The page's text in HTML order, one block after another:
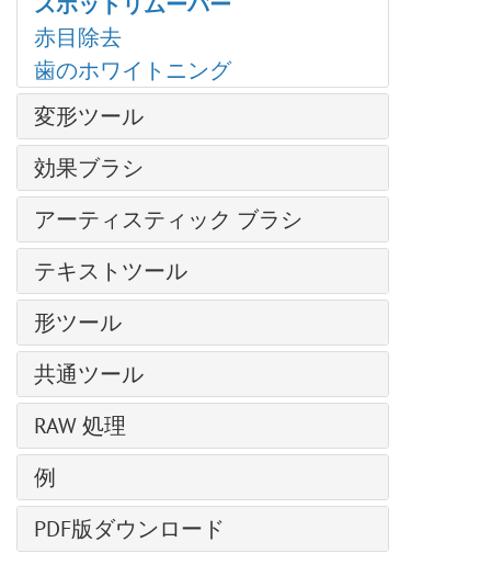
爆発効果
古い写真の復元
ハイパス
カメレオンブラシ
プラグインの導入方法
テクスチャブラシ
ブラシエディター: シェイプを選択
ブラシエディター: 楕円形
シャドウに関する効果
シャープ効果、二階調効果
様式化に関する効果
ディスト―ション
ぼかし効果
Points プラグイン
Enhancer プラグイン
Neon プラグイン
NatureArt プラグイン
プログラムの環境設定
ホットキー
色相環
アクション
ファイル情報
しきい値
ポスタリゼーション
白黒
グラデーション マップ
非彩色
カラー マッチ
色の置き換え
均一化
ぼかし効果
ブラシ ストローク
チャンネル ミキサー
画像結合
ディスト―ション
ドロップシャドウ
グラマー効果
グリッチアート
ハイパス
レンズ補正
ノイズ
ページカール
ピクセル化
シャドウとハイライト
シャープ効果
テクスチャ塗りつぶし
二階調
Points
SmartMask
色範囲
エッジの微調整
選択範囲の修正
選択コマンド
再カラーブラシ
テクスチャブラシ
消しゴム
履歴ブラシ
塗りつぶし
グラデーションでの塗りつぶし
クローンスタンプ
カメレオン ブラシ
ぼかしツール
シャープツール
指先ツール
覆い焼きツール
焼きこみツール
スポンジツール
詳細なブラシ設定
赤目除去
歯のホワイトニング
変形ツール
手前に変形
奥に変形
膨張変形
しわ変形
ねじり変形
変形再構成
効果ブラシ
フラッフィー ブラシ
ヘア ブラシ
ブリストル ブラシ
スレッド ブラシ
ベール ブラシ
スモーク ブラシ
スパークル ブラシ
エナジー ブラシ
アーティスティック ブラシ
油絵用ブラシ
ローラー
フェルトペン
チョーク
鉛筆(アーティスティック)
スプレー(アーティスティック)
指先ツール (アーティスティック)
テキストツール
テキストツール
パス上にテキスト ツール
形ツール
形の編集
形の塗りつぶし
ストローク
共通ツール
整列ツール
移動ツール
切り取りツール
遠近法の切り取り
変形
RAW 処理
全般設定
色調カーブ
ディテール
例
天候を変更
AliveColors で写真を白黒に変換する5つの方法
PDF版ダウンロード